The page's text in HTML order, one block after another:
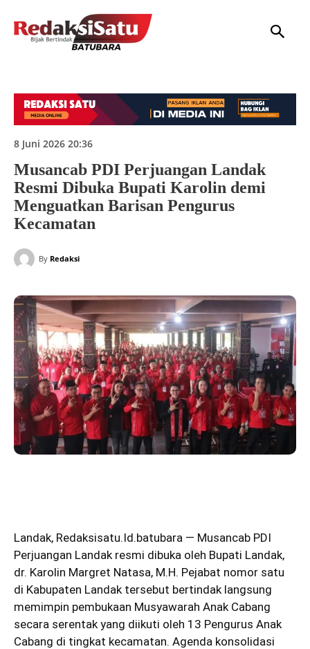
8 Juni 2026 20:36
Musancab PDI Perjuangan Landak
Resmi Dibuka Bupati Karolin demi
Menguatkan Barisan Pengurus
Kecamatan
By Redaksi
Landak, Redaksisatu.Id.batubara — Musancab PDI
Perjuangan Landak resmi dibuka oleh Bupati Landak,
dr. Karolin Margret Natasa, M.H. Pejabat nomor satu
di Kabupaten Landak tersebut bertindak langsung
memimpin pembukaan Musyawarah Anak Cabang
secara serentak yang diikuti oleh 13 Pengurus Anak
Cabang di tingkat kecamatan. Agenda konsolidasi